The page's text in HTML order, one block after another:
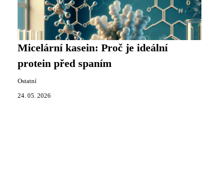
Micelární kasein: Proč je ideální
protein před spaním
Ostatní
24. 05. 2026